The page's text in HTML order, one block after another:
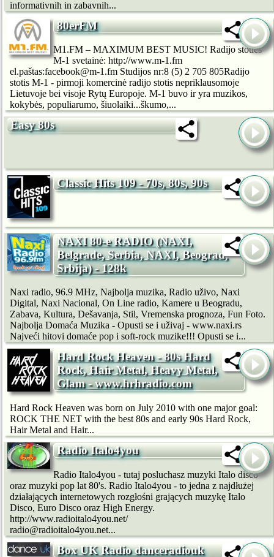
informativnih in zabavnih...
80erFM
M1.FM – MAXIMUM BEST MUSIC! Radijo stoties
M-1 svetainė: http://www.m-1.fm
el.paštas:facebook@m-1.fm Studijos nr:8 (5) 2 705 805Radijo
stotis M-1 - pirmoji komercinė radijo stotis nepriklausomoje
Lietuvoje bei visoje Rytų Europoje. M-1 buvo ir yra muzikos,
kokybės, populiarumo, šiuolaiki...škumo,...
Easy 80s
Classic Hits 109 - 70s, 80s, 90s
NAXI 80-e RADIO (NAXI,
Belgrade, Serbia, NAXI, Beograd,
Srbija) - 128k
Naxi radio, 96.9 MHz, Najbolja muzika, Radio uživo, Naxi
Digital, Naxi Nacional, On Line radio, Kamere u Beogradu,
Zabava, Kultura, Dešavanja, Stil, Vremenska prognoza, Fun Foto.
Najbolja Domaća Muzika - Opusti se i uživaj - www.naxi.rs
Najveći hitovi domaće pop i soft-rock muzike!!! Opusti se i...
Hard Rock Heaven - 80s Hard
Rock, Hair Metal, Heavy Metal,
Glam - www.hrhradio.com
Hard Rock Heaven was born on July 2010 with one major goal:
ROCK THE NET with the best 80s and early 90s Hard Rock,
Hair Metal and Hair...
Radio Italo4you
Radio Italo4you - tutaj posluchasz muzyki Italo disco
oraz muzyki pop lat 80's. Radio Italo4you - to jedna z najdłużej
działających internetowych rozgłośni grających muzykę Italo
Disco, Euro Disco oraz High Energy.
http://www.radioitalo4you.net/
radio@radioitalo4you.net...
Box UK Radio danceradiouk